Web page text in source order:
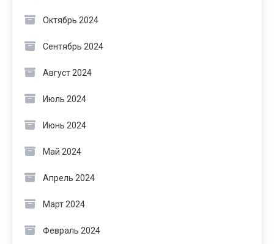
Октябрь 2024
Сентябрь 2024
Август 2024
Июль 2024
Июнь 2024
Май 2024
Апрель 2024
Март 2024
Февраль 2024